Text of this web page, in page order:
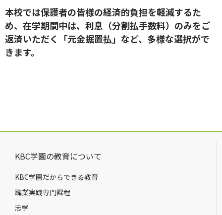
本校では保護者の皆様の経済的負担を軽減するた
め、在学期間中は、利息（分割払手数料）のみをご
返済いただく「元金据置払」など、多様な選択がで
きます。
KBC学園の教育について
KBC学園だからできる教育
職業実践専門課程
志学